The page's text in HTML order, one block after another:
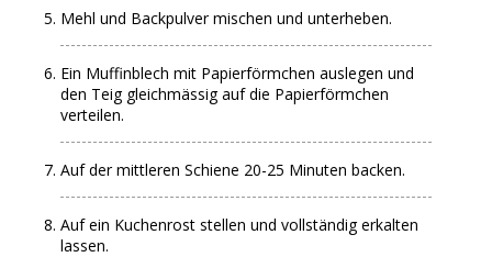
Mehl und Backpulver mischen und unterheben.
Ein Muffinblech mit Papierförmchen auslegen und
den Teig gleichmässig auf die Papierförmchen
verteilen.
Auf der mittleren Schiene 20-25 Minuten backen.
Auf ein Kuchenrost stellen und vollständig erkalten
lassen.